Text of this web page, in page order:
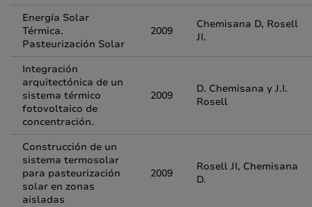
Energía Solar
Térmica.
Pasteurización Solar
2009
Chemisana D, Rosell
JI.
Integración
arquitectónica de un
sistema térmico
fotovoltaico de
concentración.
2009
D. Chemisana y J.I.
Rosell
Construcción de un
sistema termosolar
para pasteurización
solar en zonas
aisladas
2009
Rosell JI, Chemisana
D.